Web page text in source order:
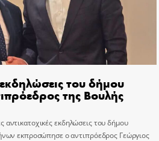
εκδηλώσεις του δήμου
της Βουλής
αντικατοχικές εκδηλώσεις του δήμου
εκπροσώπησε ο αντιπρόεδρος Γεώργιος